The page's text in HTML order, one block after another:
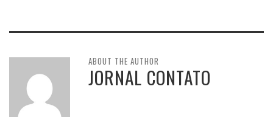
ABOUT THE AUTHOR
JORNAL CONTATO